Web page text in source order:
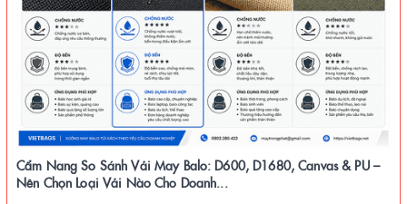
Cẩm Nang So Sánh Vải May Balo: D600, D1680, Canvas & PU –
Nên Chọn Loại Vải Nào Cho Doanh...